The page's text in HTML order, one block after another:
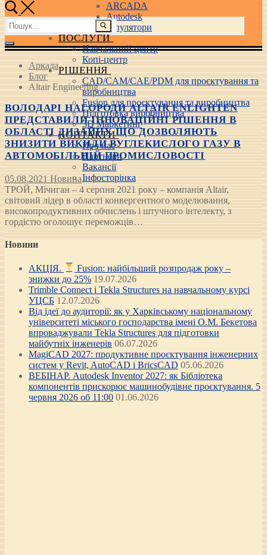
ARCADA
Autodesk
3D маніпулятори
ПОСЛУГИ
Навчальний центр
Копі-центр
РІШЕННЯ
CAD/CAM/CAE/PDM для проєктування та
виробництва
Fusion для проєктування та виробництва
Підготовка виробництва
3D Маркетинг
КОНТАКТИ
Про нас
Партнери
Вакансії
Інфосторінка
Пошук:
Аркада
Блог
Altair Engineering
ВОЛОДАРІ НАГОРОДИ ALTAIR ENLIGHTEN
ПРЕДСТАВИЛИ ІННОВАЦІЙНІ РІШЕННЯ В
ОБЛАСТІ ДИЗАЙНУ, ЩО ДОЗВОЛЯЮТЬ
ЗНИЗИТИ ВИКИДИ ВУГЛЕКИСЛОГО ГАЗУ В
АВТОМОБІЛЬНІЙ ПРОМИСЛОВОСТІ
05.08.2021 Новина
ТРОЙ, Мічиган – 4 серпня 2021 року – компанія Altair,
світовий лідер в області конвергентного моделювання,
високопродуктивних обчислень і штучного інтелекту, з
гордістю оголошує переможців…
Новини
АКЦІЯ.
Fusion: найбільший розпродаж року –
знижки до 25% 19.07.2026
Trimble Connect і Tekla Structures на навчальному курсі
УЦСБ 12.07.2026
Від ідеї до аудиторії: як у Харківському національному
університеті міського господарства імені О.М. Бекетова
впроваджували Tekla Structures для підготовки
майбутніх інженерів 06.07.2026
MagiCAD 2027: продуктивне проєктування інженерних
систем у Revit, AutoCAD і BricsCAD 05.06.2026
ВЕБІНАР. Autodesk Inventor 2027: як Бібліотека
компонентів прискорює машинобудівне проєктування. 5
червня 2026 об 11:00 01.06.2026